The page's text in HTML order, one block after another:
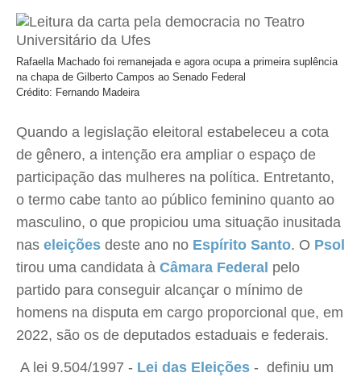
Rafaella Machado foi remanejada e agora ocupa a primeira suplência
na chapa de Gilberto Campos ao Senado Federal
Crédito: Fernando Madeira
Quando a legislação eleitoral estabeleceu a cota
de gênero, a intenção era ampliar o espaço de
participação das mulheres na política. Entretanto,
o termo cabe tanto ao público feminino quanto ao
masculino, o que propiciou uma situação inusitada
nas eleições deste ano no Espírito Santo. O Psol
tirou uma candidata à Câmara Federal pelo
partido para conseguir alcançar o mínimo de
homens na disputa em cargo proporcional que, em
2022, são os de deputados estaduais e federais.
A lei 9.504/1997 - Lei das Eleições - definiu um